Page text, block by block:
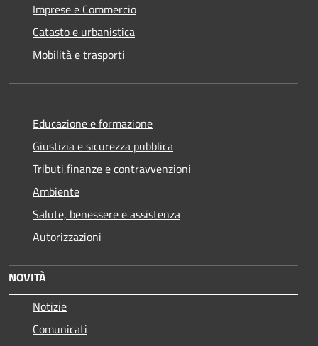
Imprese e Commercio
Catasto e urbanistica
Mobilità e trasporti
Educazione e formazione
Giustizia e sicurezza pubblica
Tributi,finanze e contravvenzioni
Ambiente
Salute, benessere e assistenza
Autorizzazioni
NOVITÀ
Notizie
Comunicati